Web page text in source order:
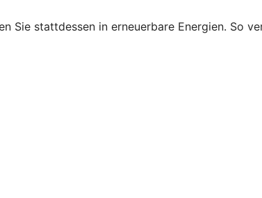
Sie stattdessen in erneuerbare Energien. So